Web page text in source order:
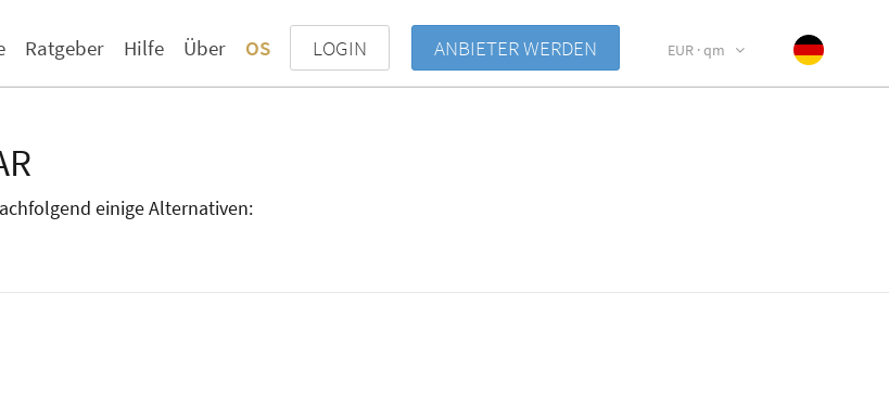
Ratgeber Hilfe Über OS LOGIN ANBIETER WERDEN EUR · qm
einige Alternativen: